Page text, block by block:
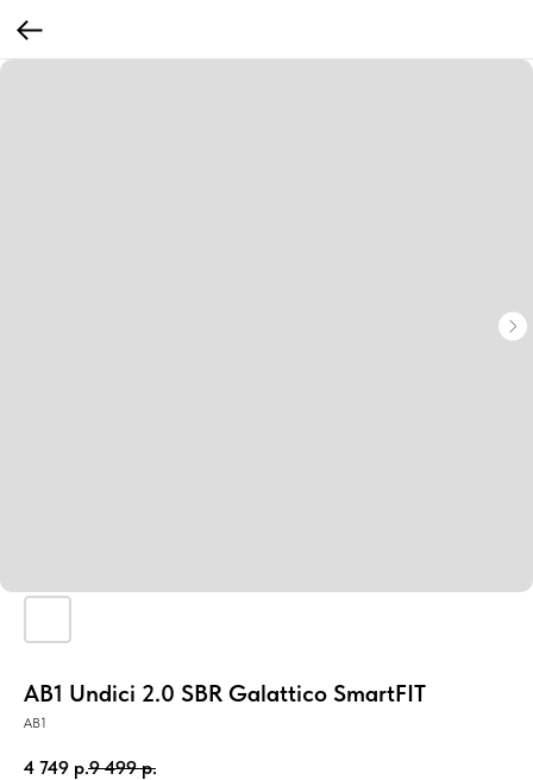
AB1 Undici 2.0 SBR Galattico SmartFIT
AB1
4 749 р.9 499 р.